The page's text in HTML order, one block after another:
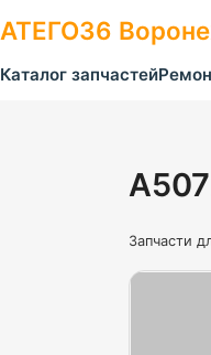
АТЕГО36
Каталог запчастей
Запчасти